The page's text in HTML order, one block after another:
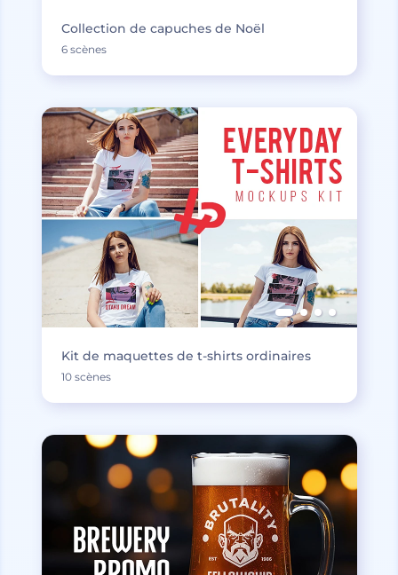
Collection de capuches de Noël
6 scènes
Kit de maquettes de t-shirts ordinaires
10 scènes